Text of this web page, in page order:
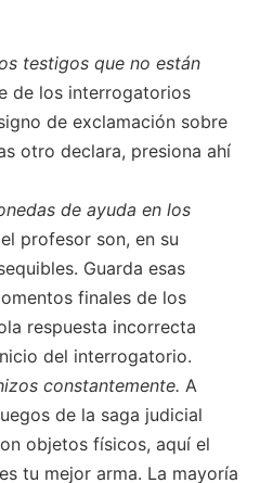
testigos que no están
de los interrogatorios
de exclamación sobre
otro declara, presiona ahí
de ayuda en los
profesor son, en su
Guarda esas
finales de los
respuesta incorrecta
del interrogatorio.
constantemente. A
de la saga judicial
objetos físicos, aquí el
tu mejor arma. La mayoría